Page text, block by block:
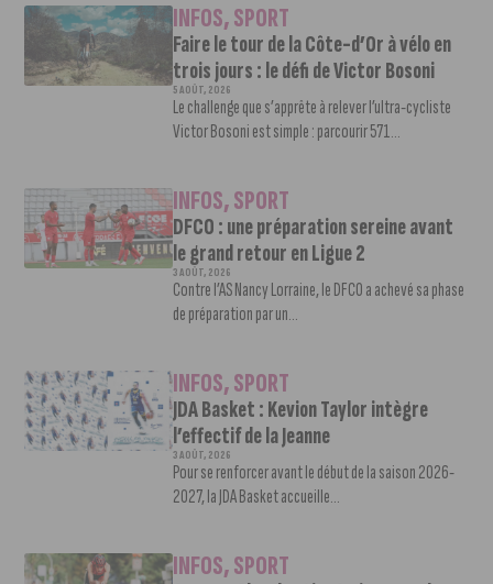
INFOS,SPORT
Faire le tour de la Côte-d’Or à vélo en
trois jours : le défi de Victor Bosoni
5 AOÛT, 2026
Le challenge que s’apprête à relever l’ultra-cycliste
Victor Bosoni est simple : parcourir 571...
INFOS,SPORT
DFCO : une préparation sereine avant
le grand retour en Ligue 2
3 AOÛT, 2026
Contre l’AS Nancy Lorraine, le DFCO a achevé sa phase
de préparation par un...
INFOS,SPORT
JDA Basket : Kevion Taylor intègre
l’effectif de la Jeanne
3 AOÛT, 2026
Pour se renforcer avant le début de la saison 2026-
2027, la JDA Basket accueille...
INFOS,SPORT